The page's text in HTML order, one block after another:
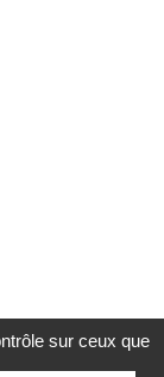
sur ceux que